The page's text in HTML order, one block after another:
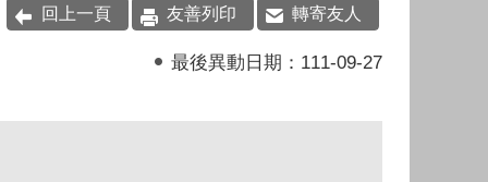
回上一頁 友善列印 轉寄友人
最後異動日期： 111-09-27